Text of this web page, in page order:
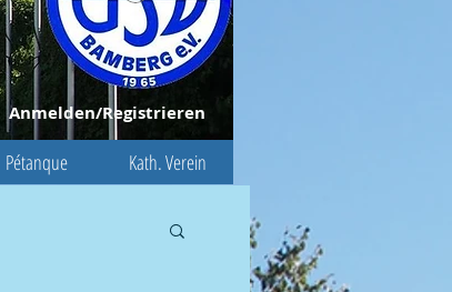
Anmelden/Registrieren
Pétanque Kath. Verein